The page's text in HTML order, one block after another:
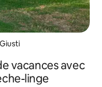
vacances avec
linge